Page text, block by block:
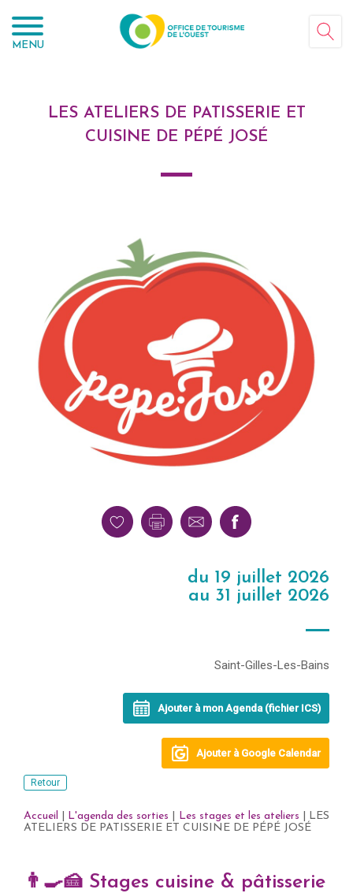
MENU
LES ATELIERS DE PATISSERIE ET
CUISINE DE PÉPÉ JOSÉ
du 19 juillet 2026
au 31 juillet 2026
Saint-Gilles-Les-Bains
Ajouter à mon Agenda (fichier ICS)
Ajouter à Google Calendar
Retour
Accueil L'agenda des sorties Les stages et les ateliers | LES
ATELIERS DE PATISSERIE ET CUISINE DE PÉPÉ JOSÉ
👨‍🍳🍰 Stages cuisine & pâtisserie